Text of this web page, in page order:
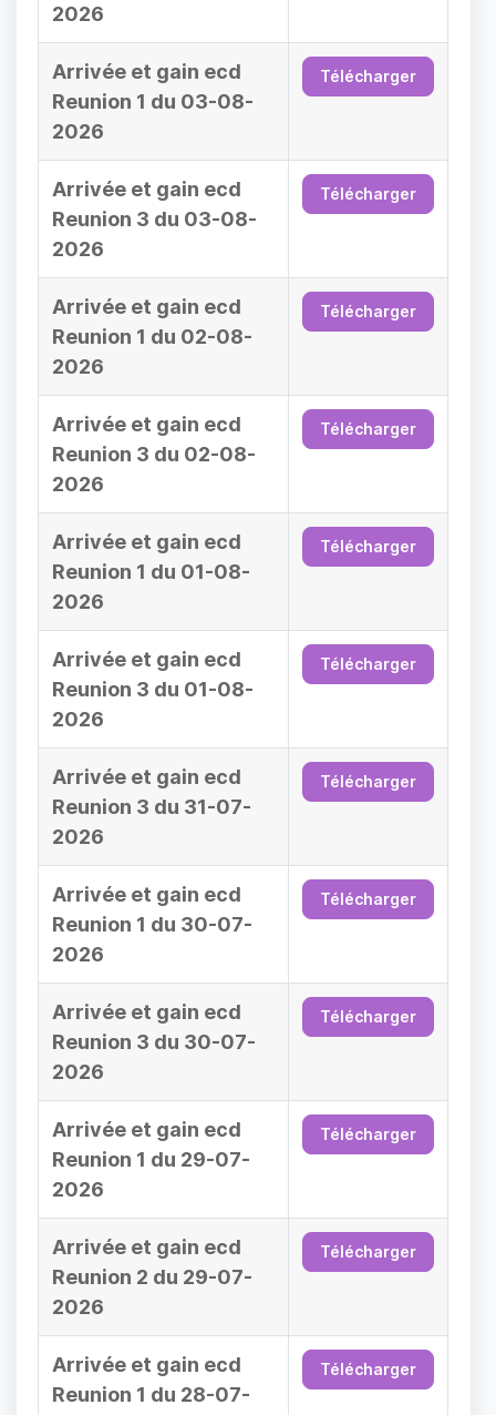
2026
Arrivée et gain ecd
Reunion 1 du 03-08-
2026
Télécharger
Arrivée et gain ecd
Reunion 3 du 03-08-
2026
Télécharger
Arrivée et gain ecd
Reunion 1 du 02-08-
2026
Télécharger
Arrivée et gain ecd
Reunion 3 du 02-08-
2026
Télécharger
Arrivée et gain ecd
Reunion 1 du 01-08-
2026
Télécharger
Arrivée et gain ecd
Reunion 3 du 01-08-
2026
Télécharger
Arrivée et gain ecd
Reunion 3 du 31-07-
2026
Télécharger
Arrivée et gain ecd
Reunion 1 du 30-07-
2026
Télécharger
Arrivée et gain ecd
Reunion 3 du 30-07-
2026
Télécharger
Arrivée et gain ecd
Reunion 1 du 29-07-
2026
Télécharger
Arrivée et gain ecd
Reunion 2 du 29-07-
2026
Télécharger
Arrivée et gain ecd
Reunion 1 du 28-07-
Télécharger